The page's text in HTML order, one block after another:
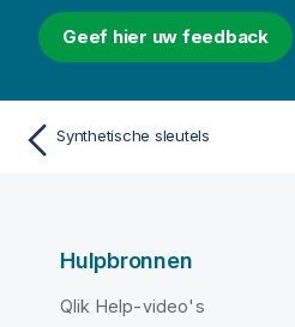
Geef hier uw feedback
Synthetische sleutels
Hulpbronnen
Qlik Help-video's